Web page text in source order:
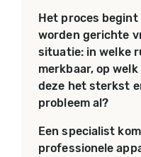
Het proces begint
worden gerichte
situatie: in welke
merkbaar, op
deze het sterkst
probleem al?
Een specialist
professionele